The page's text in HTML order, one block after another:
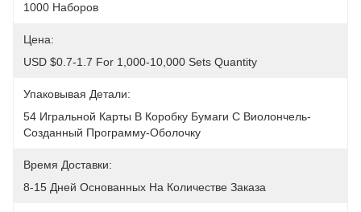
1000 Наборов
Цена:
USD $0.7-1.7 For 1,000-10,000 Sets Quantity
Упаковывая Детали:
54 Игральной Карты В Коробку Бумаги С Виолончель-
Созданный Программу-Оболочку
Время Доставки:
8-15 Дней Основанных На Количестве Заказа